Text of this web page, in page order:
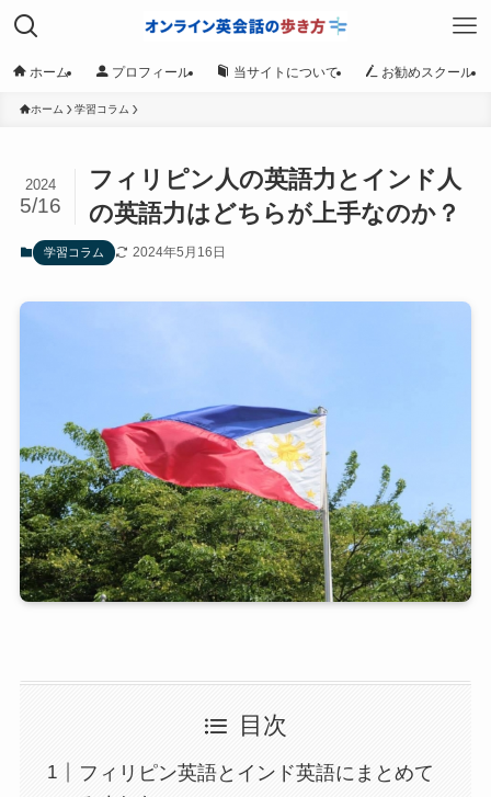
ホーム プロフィール 当サイトについて お勧めスクール
ホーム 学習コラム
フィリピン人の英語力とインド人
の英語力はどちらが上手なのか？
2024
5/16
学習コラム 2024年5月16日
目次
フィリピン英語とインド英語にまとめて